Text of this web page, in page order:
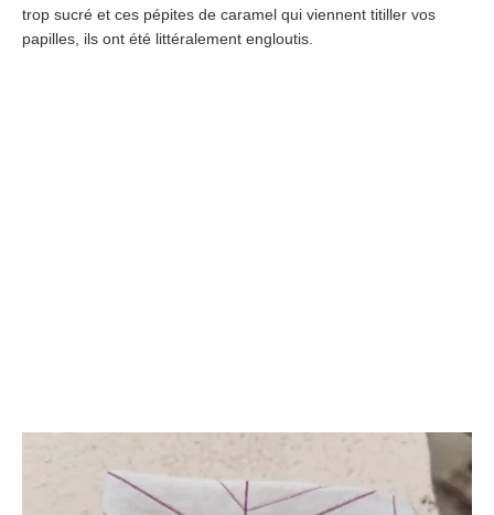
trop sucré et ces pépites de caramel qui viennent titiller vos
papilles, ils ont été littéralement engloutis.